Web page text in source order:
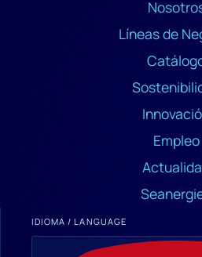
Líneas de
Empleo
IDIOMA / LANGUAGE